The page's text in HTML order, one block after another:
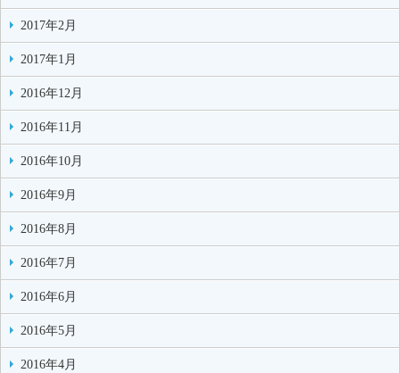
2017年2月
2017年1月
2016年12月
2016年11月
2016年10月
2016年9月
2016年8月
2016年7月
2016年6月
2016年5月
2016年4月